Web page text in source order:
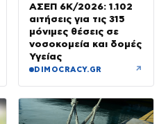
ΑΣΕΠ 6Κ/2026: 1.102
αιτήσεις για τις 315
μόνιμες θέσεις σε
νοσοκομεία και δομές
Υγείας
DIMOCRACY.GR ↗